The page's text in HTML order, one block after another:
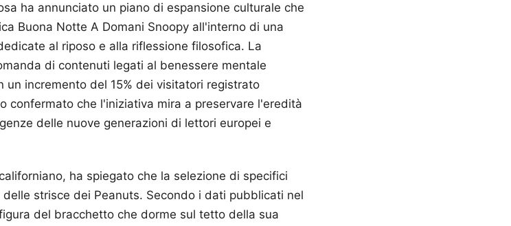
ha annunciato un piano di espansione culturale che
Buona Notte A Domani Snoopy all'interno di una
al riposo e alla riflessione filosofica. La
di contenuti legati al benessere mentale
incremento del 15% dei visitatori registrato
confermato che l'iniziativa mira a preservare l'eredità
delle nuove generazioni di lettori europei e
ha spiegato che la selezione di specifici
strisce dei Peanuts. Secondo i dati pubblicati nel
del bracchetto che dorme sul tetto della sua